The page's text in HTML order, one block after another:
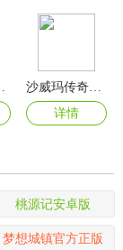
详情
桃源记安卓版
梦想城镇官方正版